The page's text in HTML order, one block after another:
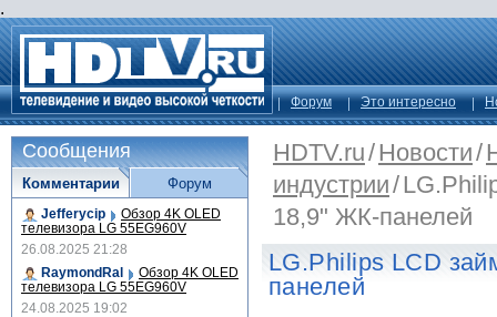
.
Форум Это интересно
HDTV.ru/Новости/
индустрии/
18,9" ЖК-панелей
LG.Philips LCD
панелей
Сообщения
Комментарии
Jefferycip Обзор 4K OLED
телевизора LG 55EG960V
26.08.2025 21:28
RaymondRal
Обзор 4K OLED
телевизора LG 55EG960V
24.08.2025 19:02
Форум